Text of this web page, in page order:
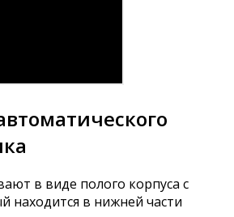
в виде полого корпуса с
находится в нижней части